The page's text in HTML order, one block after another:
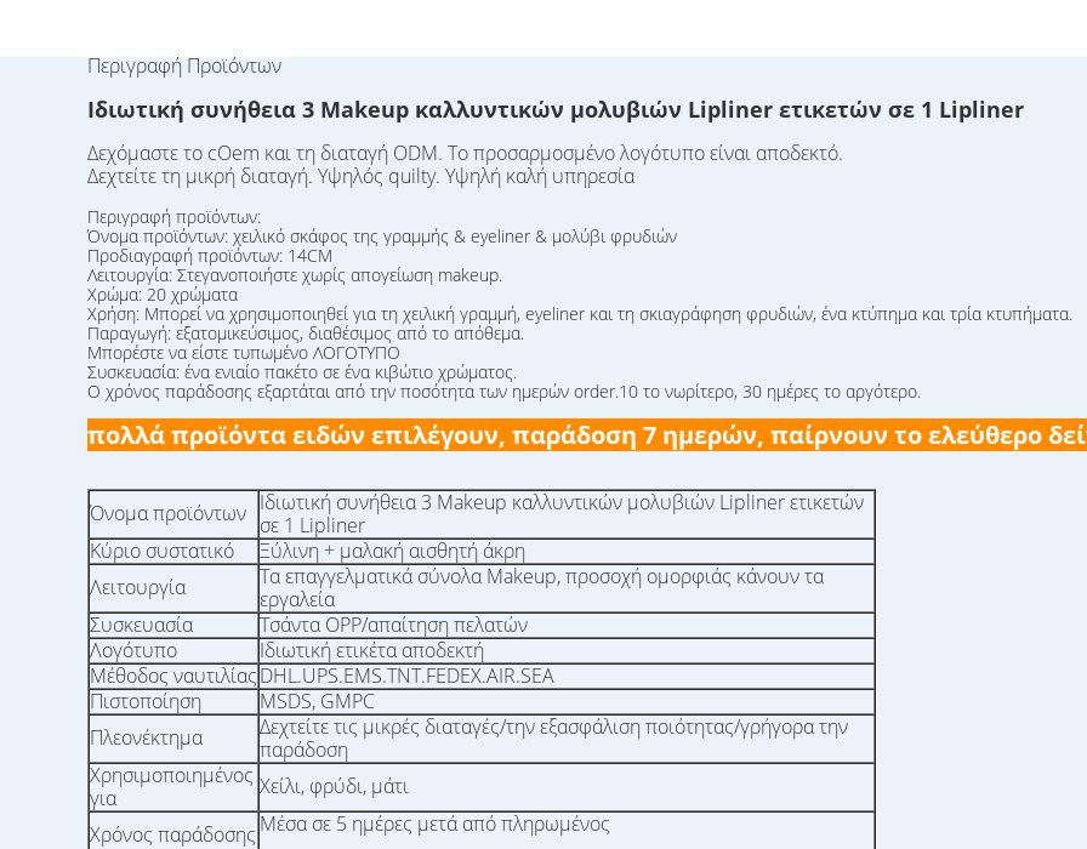
Περιγραφή Προϊόντων
Ιδιωτική συνήθεια 3 Makeup καλλυντικών μολυβιών Lipliner ετικετών σε 1 Lipliner
Δεχόμαστε το cOem και τη διαταγή ODM. Το προσαρμοσμένο λογότυπο είναι αποδεκτό.
Δεχτείτε τη μικρή διαταγή. Υψηλός quilty. Υψηλή καλή υπηρεσία
Περιγραφή προϊόντων:
Όνομα προϊόντων: χειλικό σκάφος της γραμμής & eyeliner & μολύβι φρυδιών
Προδιαγραφή προϊόντων: 14CM
Λειτουργία: Στεγανοποιήστε χωρίς απογείωση makeup.
Χρώμα: 20 χρώματα
Χρήση: Μπορεί να χρησιμοποιηθεί για τη χειλική γραμμή, eyeliner και τη σκιαγράφηση φρυδιών, ένα κτύπημα και τρία κτυπήματα.
Παραγωγή: εξατομικεύσιμος, διαθέσιμος από το απόθεμα.
Μπορέστε να είστε τυπωμένο ΛΟΓΟΤΥΠΟ
Συσκευασία: ένα ενιαίο πακέτο σε ένα κιβώτιο χρώματος.
Ο χρόνος παράδοσης εξαρτάται από την ποσότητα των ημερών order.10 το νωρίτερο, 30 ημέρες το αργότερο.
πολλά προϊόντα ειδών επιλέγουν, παράδοση 7 ημερών, παίρνουν το ελεύθερο
Όνομα προϊόντων Ιδιωτική συνήθεια 3 Makeup καλλυντικών μολυβιών Lipliner ετικετών
σε 1 Lipliner
Κύριο συστατικό
Ξύλινη + μαλακή αισθητή άκρη
Λειτουργία
Τα επαγγελματικά σύνολα Makeup, προσοχή ομορφιάς κάνουν τα
εργαλεία
Συσκευασία
Τσάντα OPP/απαίτηση πελατών
Λογότυπο
Ιδιωτική ετικέτα αποδεκτή
Μέθοδος ναυτιλίαςDHL.UPS.EMS.TNT.FEDEX.AIR.SEA
Πιστοποίηση
MSDS, GMPC
Πλεονέκτημα
Δεχτείτε τις μικρές διαταγές/την εξασφάλιση ποιότητας/γρήγορα την
παράδοση
Χρησιμοποιημένος
για
Χείλι, φρύδι, μάτι
Χρόνος παράδοσης Μέσα σε 5 ημέρες μετά από πληρωμένος